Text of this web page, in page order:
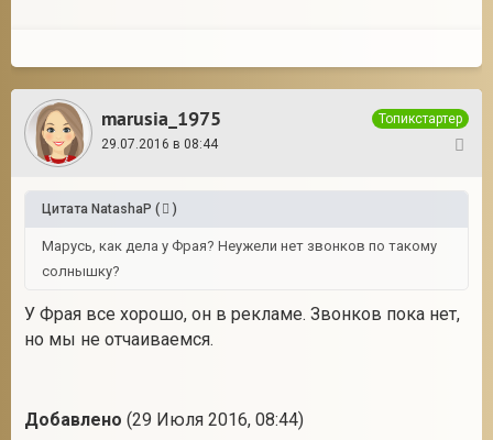
marusia_1975
Топикстартер
29.07.2016 в 08:44
Цитата NatashaP ( )
Марусь, как дела у Фрая? Неужели нет звонков по такому
солнышку?
У Фрая все хорошо, он в рекламе. Звонков пока нет,
но мы не отчаиваемся.
Добавлено (29 Июля 2016, 08:44)